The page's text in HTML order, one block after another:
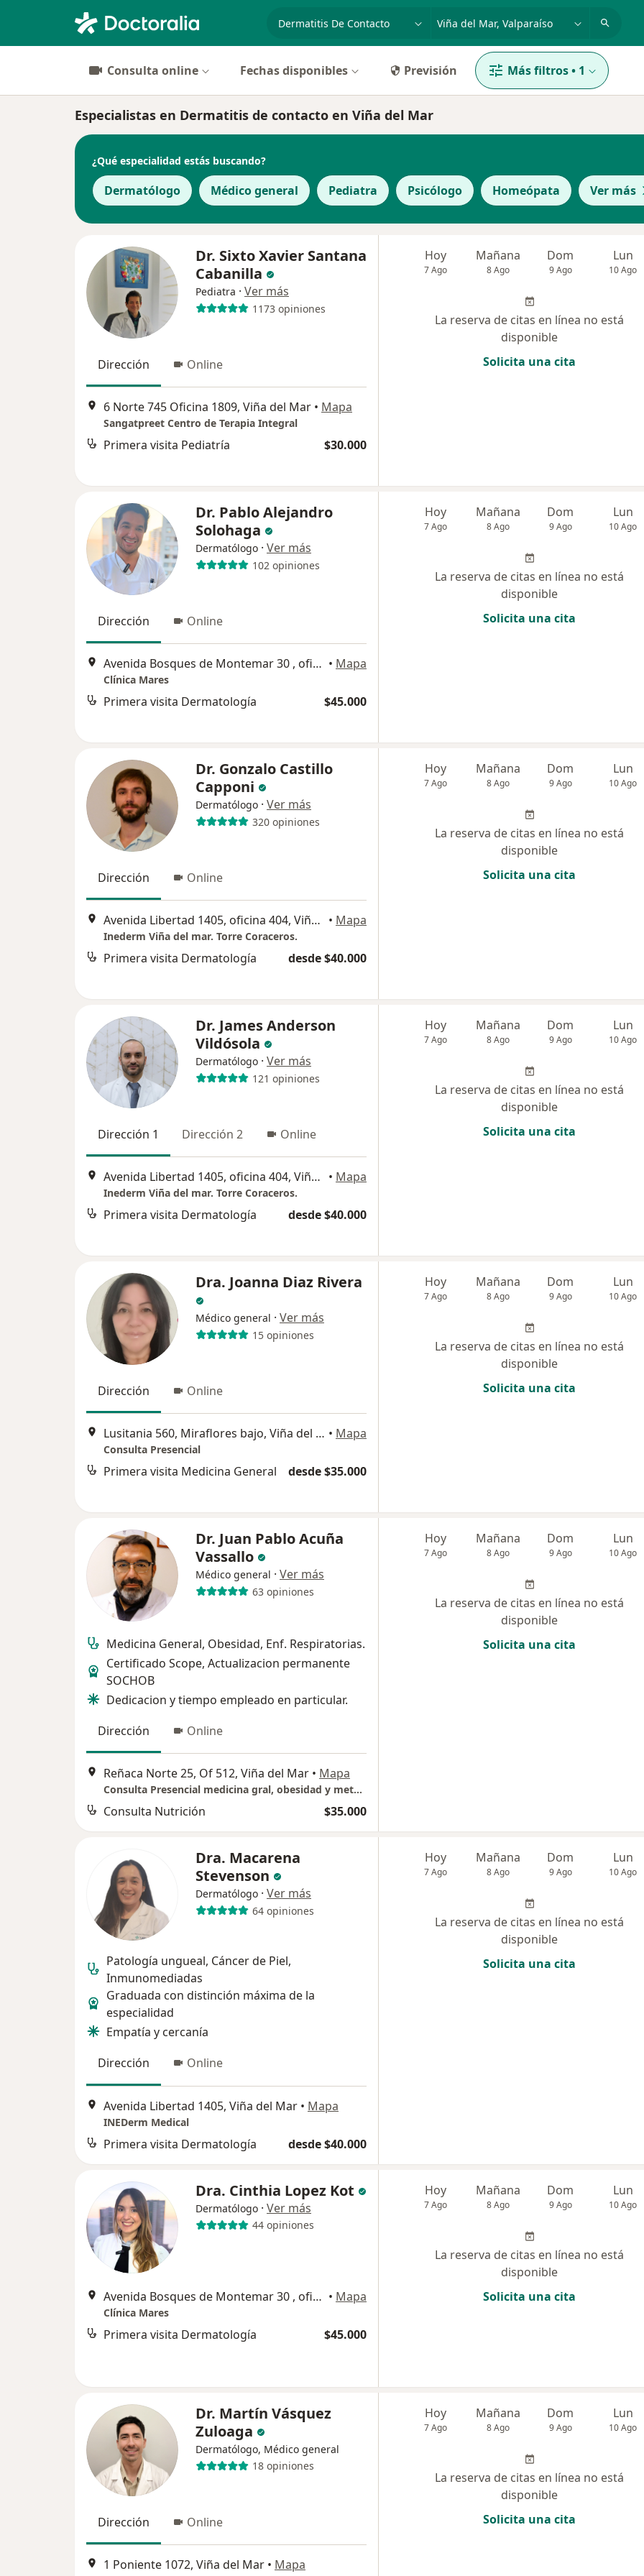
Consulta online Fechas disponibles Previsión Más filtros• 1
Especialistas en Dermatitis de contacto en Viña del Mar
¿Qué especialidad estás buscando?
Dermatólogo Médico general Pediatra Psicólogo Homeópata Ver más
Dr. Sixto Xavier Santana
Cabanilla
Pediatra · Ver más
1173 opiniones
Dirección Online
6 Norte 745 Oficina 1809, Viña del Mar • Mapa
Sangatpreet Centro de Terapia Integral
Primera visita Pediatría $30.000
Hoy
7 Ago
Mañana
8 Ago
Dom
9 Ago
Lun
10 Ago
La reserva de citas en línea no está
disponible
Solicita una cita
Dr. Pablo Alejandro
Solohaga
Dermatólogo · Ver más
102 opiniones
Dirección Online
Avenida Bosques de Montemar 30 , oficina 1412, Viña del Mar • Mapa
Clínica Mares
Primera visita Dermatología $45.000
Hoy
7 Ago
Mañana
8 Ago
Dom
9 Ago
Lun
10 Ago
La reserva de citas en línea no está
disponible
Solicita una cita
Dr. Gonzalo Castillo
Capponi
Dermatólogo · Ver más
320 opiniones
Dirección Online
Avenida Libertad 1405, oficina 404, Viña del Mar • Mapa
Inederm Viña del mar. Torre Coraceros.
Primera visita Dermatología desde $40.000
Hoy
7 Ago
Mañana
8 Ago
Dom
9 Ago
Lun
10 Ago
La reserva de citas en línea no está
disponible
Solicita una cita
Dr. James Anderson
Vildósola
Dermatólogo · Ver más
121 opiniones
Dirección 1 Dirección 2 Online
Avenida Libertad 1405, oficina 404, Viña del Mar • Mapa
Inederm Viña del mar. Torre Coraceros.
Primera visita Dermatología desde $40.000
Hoy
7 Ago
Mañana
8 Ago
Dom
9 Ago
Lun
10 Ago
La reserva de citas en línea no está
disponible
Solicita una cita
Dra. Joanna Diaz Rivera
Médico general · Ver más
15 opiniones
Dirección Online
Lusitania 560, Miraflores bajo, Viña del Mar • Mapa
Consulta Presencial
Primera visita Medicina General desde $35.000
Hoy
7 Ago
Mañana
8 Ago
Dom
9 Ago
Lun
10 Ago
La reserva de citas en línea no está
disponible
Solicita una cita
Dr. Juan Pablo Acuña
Vassallo
Médico general · Ver más
63 opiniones
Medicina General, Obesidad, Enf. Respiratorias.
Certificado Scope, Actualizacion permanente
SOCHOB
Dedicacion y tiempo empleado en particular.
Dirección
Online
Reñaca Norte 25, Of 512, Viña del Mar • Mapa
Consulta Presencial medicina gral, obesidad y metabolismo.
Consulta Nutrición $35.000
Hoy
7 Ago
Mañana
8 Ago
Dom
9 Ago
Lun
10 Ago
La reserva de citas en línea no está
disponible
Solicita una cita
Dra. Macarena
Stevenson
Dermatólogo · Ver más
64 opiniones
Patología ungueal, Cáncer de Piel,
Inmunomediadas
Graduada con distinción máxima de la
especialidad
Empatía y cercanía
Dirección
Online
Avenida Libertad 1405, Viña del Mar • Mapa
INEDerm Medical
Primera visita Dermatología desde $40.000
Hoy
7 Ago
Mañana
8 Ago
Dom
9 Ago
Lun
10 Ago
La reserva de citas en línea no está
disponible
Solicita una cita
Dra. Cinthia Lopez Kot
Dermatólogo · Ver más
44 opiniones
Avenida Bosques de Montemar 30 , oficina 1412, Viña del Mar • Mapa
Clínica Mares
Primera visita Dermatología $45.000
Hoy
7 Ago
Mañana
8 Ago
Dom
9 Ago
Lun
10 Ago
La reserva de citas en línea no está
disponible
Solicita una cita
Dr. Martín Vásquez
Zuloaga
Dermatólogo, Médico general
18 opiniones
Dirección Online
1 Poniente 1072, Viña del Mar • Mapa
Hoy
7 Ago
Mañana
8 Ago
Dom
9 Ago
Lun
10 Ago
La reserva de citas en línea no está
disponible
Solicita una cita